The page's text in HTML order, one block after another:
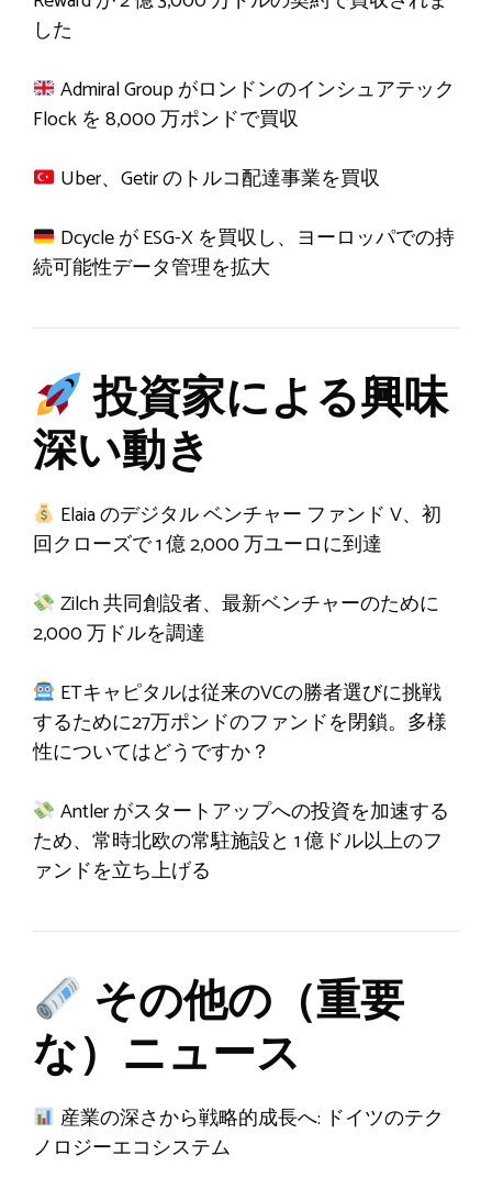
した
Admiral Group がロンドンのインシュアテック
Flock を 8,000 万ポンドで買収
Uber、Getir のトルコ配達事業を買収
Dcycle が ESG-X を買収し、ヨーロッパでの持
続可能性データ管理を拡大
投資家による興味
深い動き
Elaia のデジタル ベンチャー ファンド V、初
回クローズで 1 億 2,000 万ユーロに到達
Zilch 共同創設者、最新ベンチャーのために
2,000 万ドルを調達
ETキャピタルは従来のVCの勝者選びに挑戦
するために27万ポンドのファンドを閉鎖。多様
性についてはどうですか？
Antler がスタートアップへの投資を加速する
ため、常時北欧の常駐施設と 1 億ドル以上のフ
ァンドを立ち上げる
その他の（重要
な）ニュース
産業の深さから戦略的成長へ: ドイツのテク
ノロジーエコシステム